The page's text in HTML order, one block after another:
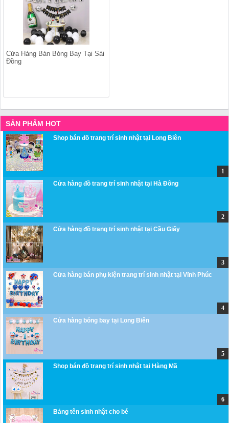
Cửa Hàng Bán Bóng Bay Tại Sài
Đồng
SẢN PHẨM HOT
Shop bán đồ trang trí sinh nhật tại Long Biên
Cửa hàng đồ trang trí sinh nhật tại Hà Đông
Cửa hàng đồ trang trí sinh nhật tại Cầu Giấy
Cửa hàng bán phụ kiện trang trí sinh nhật tại Vĩnh Phúc
Cửa hàng bóng bay tại Long Biên
Shop bán đồ trang trí sinh nhật tại Hàng Mã
Bảng tên sinh nhật cho bé